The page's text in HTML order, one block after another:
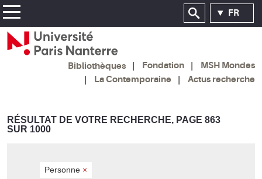
FR
Bibliothèques Fondation
MSH Mondes
La Contemporaine
Actus recherche
RÉSULTAT DE VOTRE RECHERCHE, PAGE 863
SUR 1000
Personne ×